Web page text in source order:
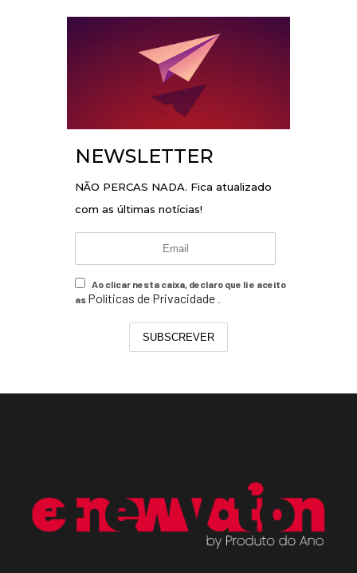
NEWSLETTER
NÃO PERCAS NADA. Fica atualizado
com as últimas notícias!
Ao clicar nesta caixa, declaro que li e aceito
as Políticas de Privacidade
SUBSCREVER